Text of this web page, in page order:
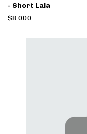
- Short Lala
$8.000